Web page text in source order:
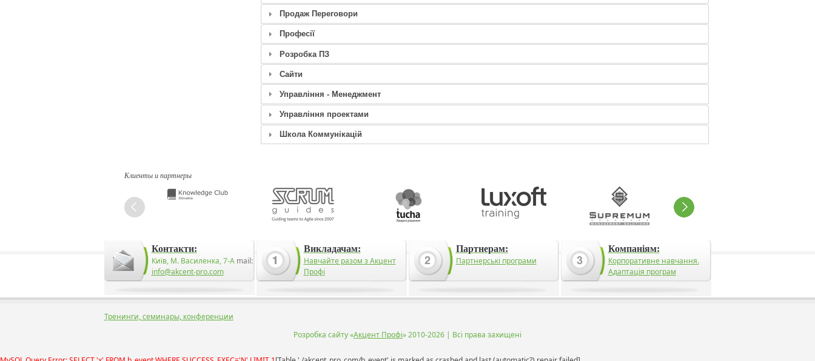
Продаж Переговори
Професії
Розробка ПЗ
Сайти
Управління - Менеджмент
Управління проектами
Школа Коммунікацій
Клиенты и партнеры
Контакти:
Київ, М. Василенка, 7-Аmail:
info@akcent-pro.com
Викладачам:
Навчайте разом з Акцент
Профі
Партнерам:
Партнерські програми
Компаніям:
Корпоративне навчання.
Адаптація програм
Розробка сайту «Акцент Профі» 2010-2026 | Всі права захищені
Тренинги, семинары, конференции